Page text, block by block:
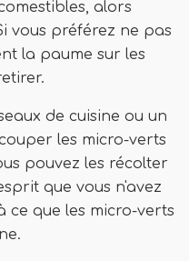
alors
vous préférez ne pas
la paume sur les
de cuisine ou un
les micro-verts
pouvez les récolter
que vous n'avez
ce que les micro-verts